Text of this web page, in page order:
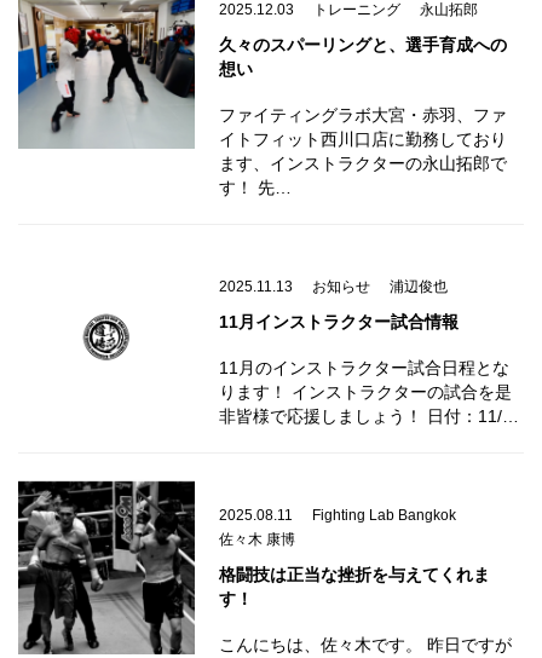
2025.12.03 トレーニング 永山拓郎
久々のスパーリングと、選手育成への
想い
ファイティングラボ大宮・赤羽、ファ
イトフィット西川口店に勤務しており
ます、インストラクターの永山拓郎で
す！ 先…
2025.11.13 お知らせ 浦辺俊也
11月インストラクター試合情報
11月のインストラクター試合日程とな
ります！ インストラクターの試合を是
非皆様で応援しましょう！ 日付：11/…
2025.08.11
Fighting Lab Bangkok
佐々木 康博
格闘技は正当な挫折を与えてくれま
す！
こんにちは、佐々木です。 昨日ですが